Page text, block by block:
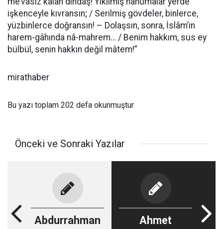
işkenceyle kıvransın; / Serilmiş gövdeler, binlerce,
yüzbinlerce doğransın! – Dolaşsın, sonra, İslâm’ın
harem-gâhında nâ-mahrem… / Benim hakkım, sus ey
bülbül, senin hakkın değil mâtem!”
mirathaber
Bu yazı toplam 202 defa okunmuştur
Önceki ve Sonraki Yazılar
Abdurrahman
Ahmet